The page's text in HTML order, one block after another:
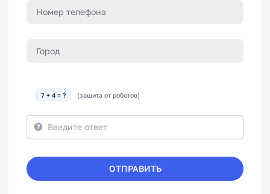
7 + 4 = ? (защита от роботов)
ОТПРАВИТЬ